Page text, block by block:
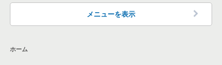
品川区の飲食店の居抜き売却物件の案件一覧
東京23区の洋食の居抜き売却物件の案件一覧
メニューを表示
ホーム